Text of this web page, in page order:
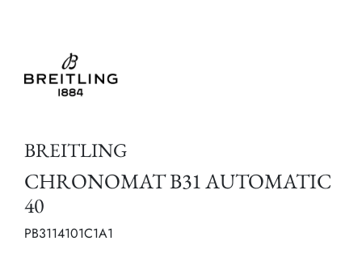
BREITLING
CHRONOMAT B31 AUTOMATIC
40
PB3114101C1A1